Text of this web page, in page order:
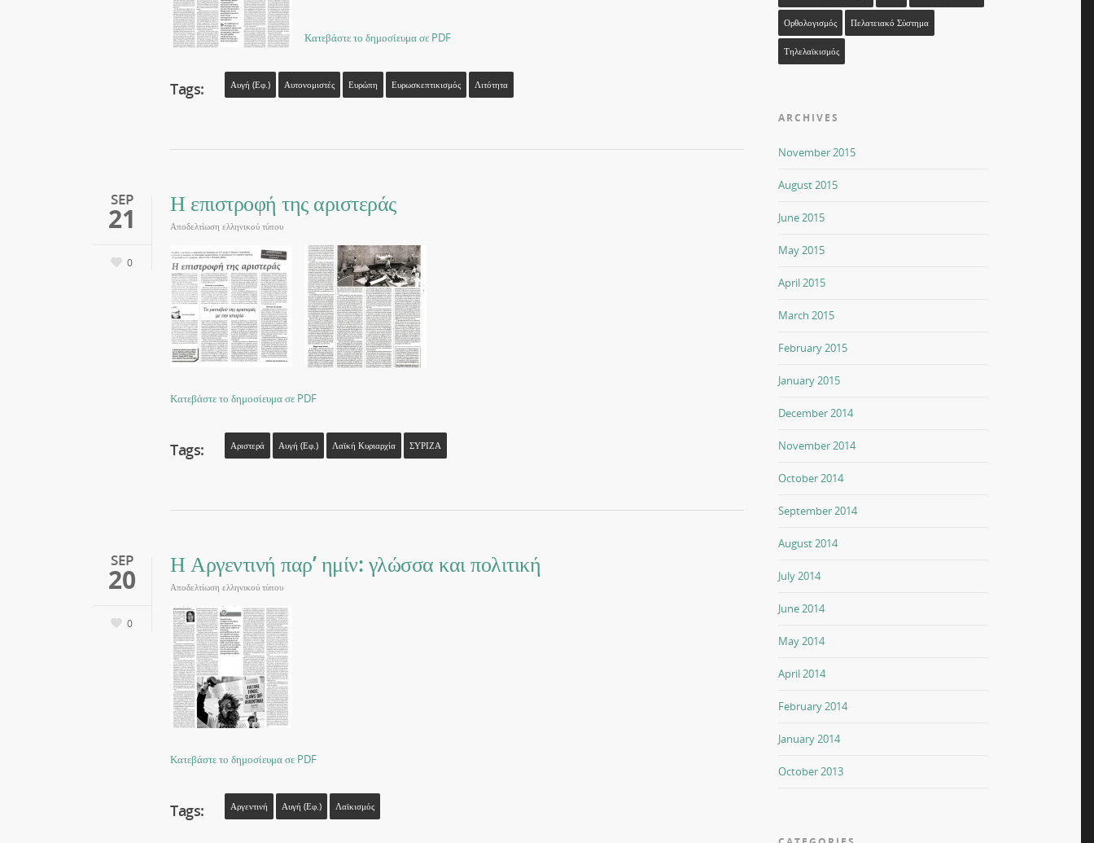
Κατεβάστε το δημοσίευμα σε PDF
Tags: Αυγή (εφ.) Αυτονομιστές Ευρώπη Ευρωσκεπτικισμός Λιτότητα
SEP
21
0
Η επιστροφή της αριστεράς
Αποδελτίωση ελληνικού τύπου
Κατεβάστε το δημοσίευμα σε PDF
Tags: Αριστερά Αυγή (εφ.) Λαϊκή Κυριαρχία ΣΥΡΙΖΑ
SEP
20
0
Η Αργεντινή παρ’ ημίν: γλώσσα και πολιτική
Αποδελτίωση ελληνικού τύπου
Κατεβάστε το δημοσίευμα σε PDF
Tags: Αργεντινή Αυγή (εφ.) Λαϊκισμός
Ορθολογισμός Πελατειακό Σύστημα
Τηλελαϊκισμός
ARCHIVES
November 2015
August 2015
June 2015
May 2015
April 2015
March 2015
February 2015
January 2015
December 2014
November 2014
October 2014
September 2014
August 2014
July 2014
June 2014
May 2014
April 2014
February 2014
January 2014
October 2013